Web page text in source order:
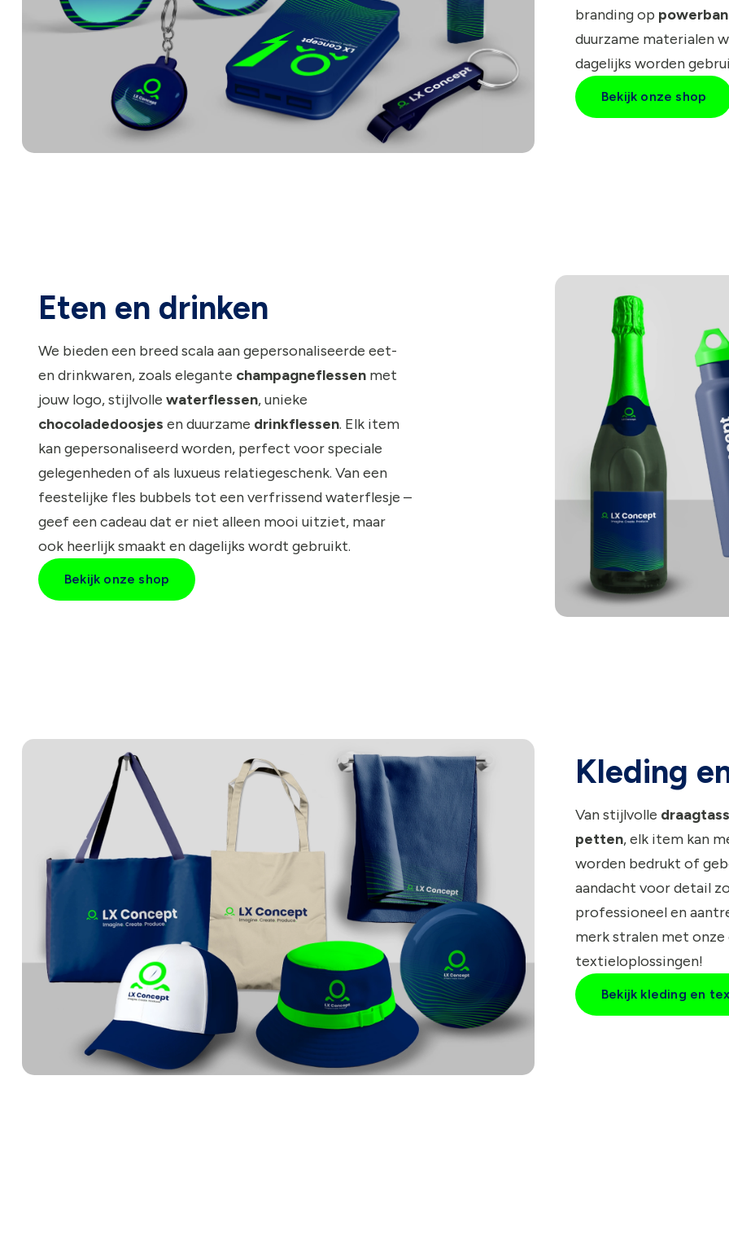
branding op
duurzame materialen
dagelijks worden
Bekijk onze shop
Eten en drinken
We bieden een breed scala aan gepersonaliseerde eet-
en drinkwaren, zoals elegante champagneflessen met
jouw logo, stijlvolle waterflessen, unieke
chocoladedoosjes en duurzame drinkflessen. Elk item
kan gepersonaliseerd worden, perfect voor speciale
gelegenheden of als luxueus relatiegeschenk. Van een
feestelijke fles bubbels tot een verfrissend waterflesje –
geef een cadeau dat er niet alleen mooi uitziet, maar
ook heerlijk smaakt en dagelijks wordt gebruikt.
Bekijk onze shop
Kleding
Van stijlvolle
petten, elk item kan
worden bedrukt of
aandacht voor detail
professioneel en
merk stralen met
textieloplossingen!
Bekijk kleding en